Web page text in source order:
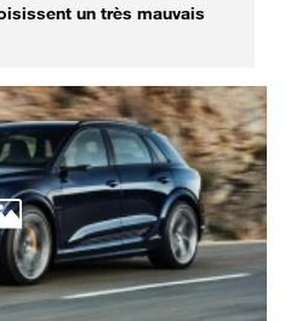
un très mauvais